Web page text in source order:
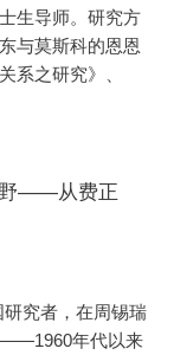
生导师。研究方
与莫斯科的恩恩
之研究》、
野——从费正
研究者，在周锡瑞
——1960年代以来